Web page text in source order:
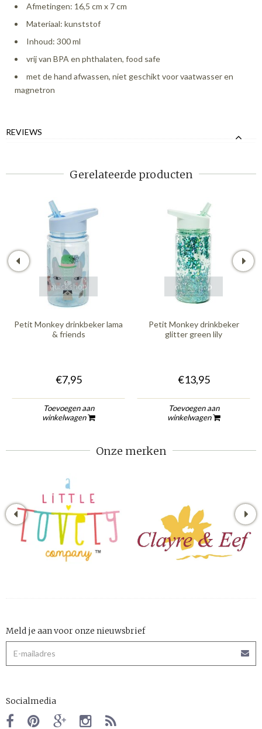
Afmetingen: 16,5 cm x 7 cm
Materiaal: kunststof
Inhoud: 300 ml
vrij van BPA en phthalaten, food safe
met de hand afwassen, niet geschikt voor vaatwasser en
magnetron
REVIEWS
Gerelateerde producten
quickshop
Petit Monkey drinkbeker lama
& friends
€7,95
Toevoegen aan
winkelwagen
quickshop
Petit Monkey drinkbeker
glitter green lily
€13,95
Toevoegen aan
winkelwagen
Onze merken
Meld je aan voor onze nieuwsbrief
Socialmedia